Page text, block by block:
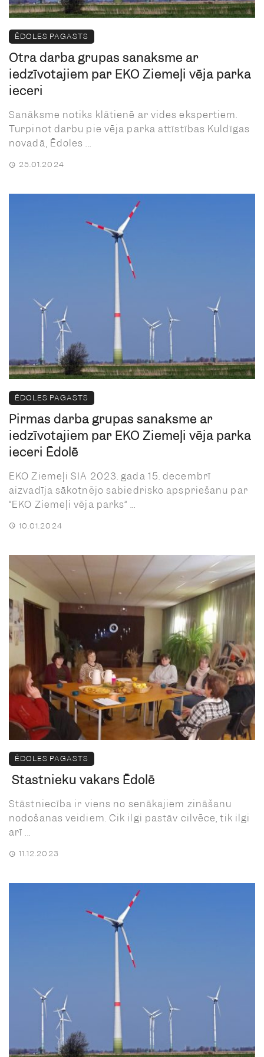
ĒDOLES PAGASTS
Otrā darba grupas sanāksme ar
iedzīvotājiem par EKO Ziemeļi vēja parka
ieceri
Sanāksme notiks klātienē ar vides ekspertiem.
Turpinot darbu pie vēja parka attīstības Kuldīgas
novadā, Ēdoles ...
25.01.2024
ĒDOLES PAGASTS
Pirmās darba grupas sanāksme ar
iedzīvotājiem par EKO Ziemeļi vēja parka
ieceri Ēdolē
EKO Ziemeļi SIA 2023. gada 15. decembrī
aizvadīja sākotnējo sabiedrisko apspriešanu par
“EKO Ziemeļi vēja parks” ...
10.01.2024
ĒDOLES PAGASTS
Stāstnieku vakars Ēdolē
Stāstniecība ir viens no senākajiem zināšanu
nodošanas veidiem. Cik ilgi pastāv cilvēce, tik ilgi
arī ...
11.12.2023